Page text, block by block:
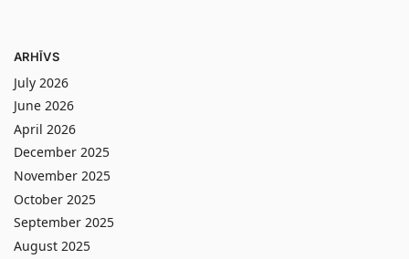
ARHĪVS
July 2026
June 2026
April 2026
December 2025
November 2025
October 2025
September 2025
August 2025